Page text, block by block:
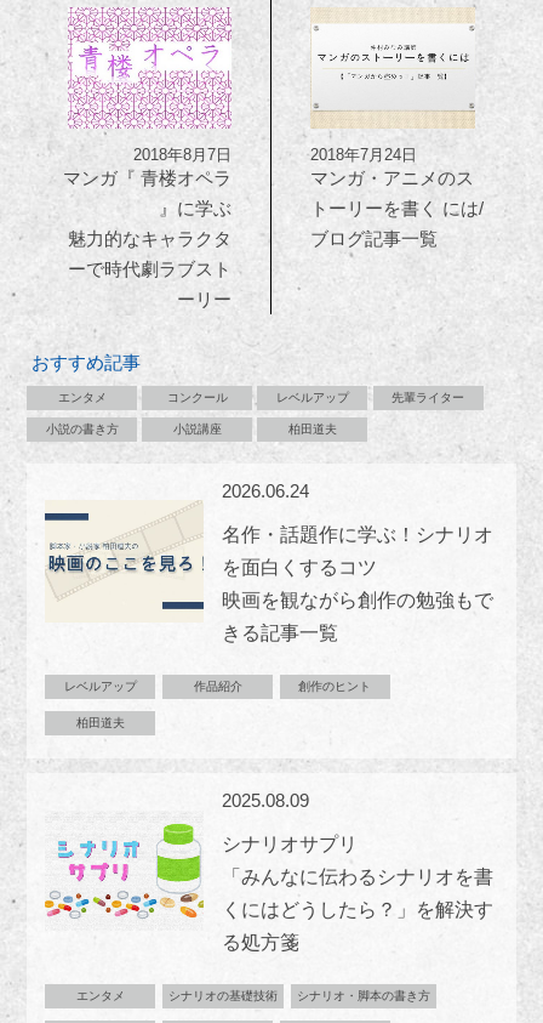
2018年8月7日
マンガ『 青楼オペラ
』に学ぶ
魅力的なキャラクタ
ーで時代劇ラブスト
ーリー
2018年7月24日
マンガ・アニメのス
トーリーを書く には/
ブログ記事一覧
おすすめ記事
エンタメ コンクール レベルアップ 先輩ライター
小説の書き方 小説講座 柏田道夫
2026.06.24
名作・話題作に学ぶ！シナリオ
を面白くするコツ
映画を観ながら創作の勉強もで
きる記事一覧
レベルアップ 作品紹介 創作のヒント
柏田道夫
2025.08.09
シナリオサプリ
「みんなに伝わるシナリオを書
くにはどうしたら？」を解決す
る処方箋
エンタメ シナリオの基礎技術 シナリオ・脚本の書き方